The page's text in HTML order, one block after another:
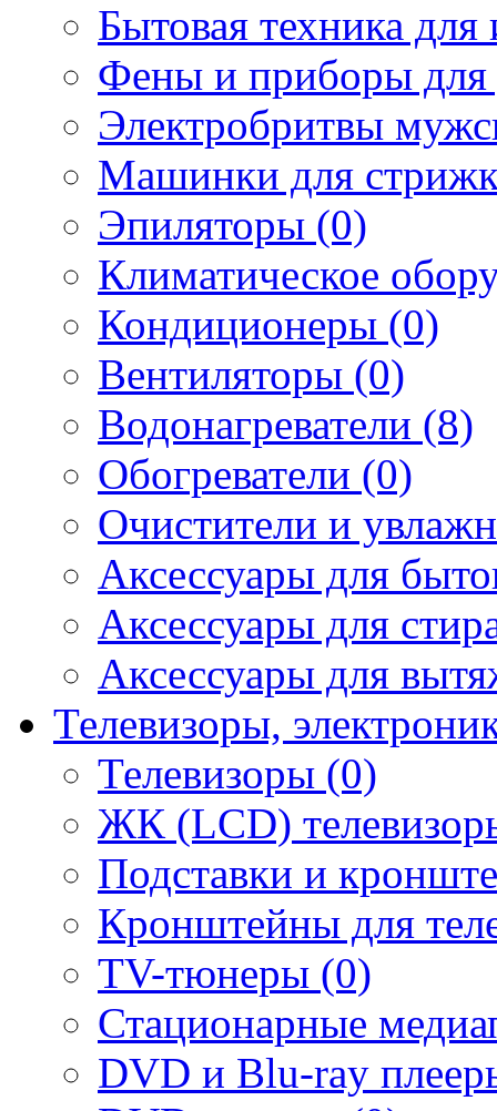
Бытовая техника
Фены и приборы для
Электробритвы
Машинки для
Эпиляторы (0)
Климатическое
Кондиционеры (0)
Вентиляторы (0)
Водонагреватели (8)
Обогреватели (0)
Очистители и
Аксессуары для
Аксессуары для
Аксессуары для
Телевизоры,
Телевизоры (0)
ЖК (LCD)
Подставки и
Кронштейны для
TV-тюнеры (0)
Стационарные
DVD и Blu-ray